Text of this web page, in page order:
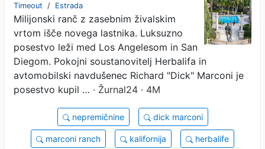
Timeout / Estrada
Milijonski ranč z zasebnim živalskim
vrtom išče novega lastnika. Luksuzno
posestvo leži med Los Angelesom in San
Diegom. Pokojni soustanovitelj Herbalifa in
avtomobilski navdušenec Richard "Dick" Marconi je
posestvo kupil … · Žurnal24 · 4M
nepremičnine dick marconi
marconi ranch kalifornija herbalife